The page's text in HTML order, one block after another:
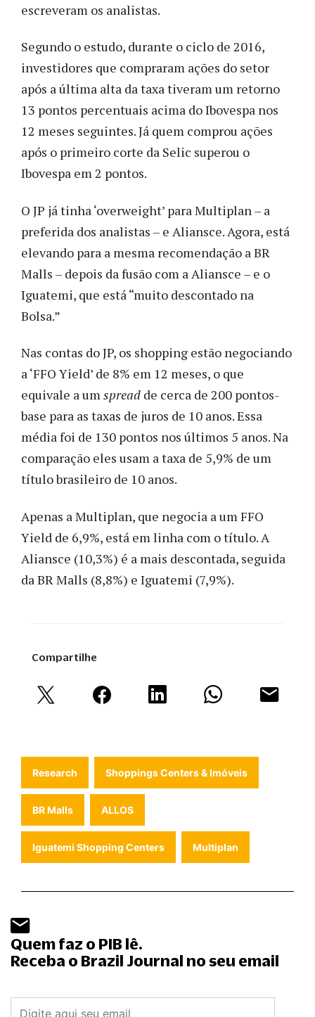
escreveram os analistas.
Segundo o estudo, durante o ciclo de 2016,
investidores que compraram ações do setor
após a última alta da taxa tiveram um retorno
13 pontos percentuais acima do Ibovespa nos
12 meses seguintes. Já quem comprou ações
após o primeiro corte da Selic superou o
Ibovespa em 2 pontos.
O JP já tinha ‘overweight’ para Multiplan – a
preferida dos analistas – e Aliansce. Agora, está
elevando para a mesma recomendação a BR
Malls – depois da fusão com a Aliansce – e o
Iguatemi, que está “muito descontado na
Bolsa.”
Nas contas do JP, os shopping estão negociando
a ‘FFO Yield’ de 8% em 12 meses, o que
equivale a umspread de cerca de 200 pontos-
base para as taxas de juros de 10 anos. Essa
média foi de 130 pontos nos últimos 5 anos. Na
comparação eles usam a taxa de 5,9% de um
título brasileiro de 10 anos.
Apenas a Multiplan, que negocia a um FFO
Yield de 6,9%, está em linha com o título. A
Aliansce (10,3%) é a mais descontada, seguida
da BR Malls (8,8%) e Iguatemi (7,9%).
Compartilhe
Research Shoppings Centers & Imóveis
BR Malls ALLOS
Iguatemi Shopping Centers Multiplan
Quem faz o PIB lê.
Receba o Brazil Journal no seu email